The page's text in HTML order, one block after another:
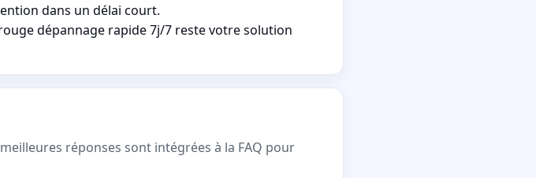
dans un délai court.
dépannage rapide 7j/7 reste votre solution
réponses sont intégrées à la FAQ pour